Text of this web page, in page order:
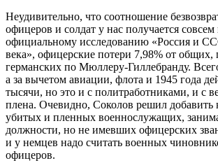
Неудивительно, что соотношение
офицеров и солдат у нас получается
официальному исследованию «Россия и
века», офицерские потери 7,98% от общих,
германских по Мюллеру-Гиллебранду.
а за вычетом авиации, флота и 1945 года
тысячи, но это и с политработниками, и с
плена. Очевидно, Соколов решил добавить
убитых и пленных военнослужащих,
должности, но не имевших офицерских
и у немцев надо считать военных
офицеров.